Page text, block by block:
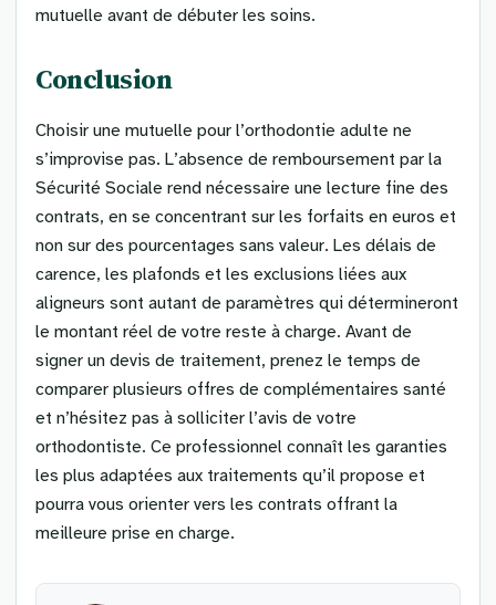
mutuelle avant de débuter les soins.
Conclusion
Choisir une mutuelle pour l’orthodontie adulte ne
s’improvise pas. L’absence de remboursement par la
Sécurité Sociale rend nécessaire une lecture fine des
contrats, en se concentrant sur les forfaits en euros et
non sur des pourcentages sans valeur. Les délais de
carence, les plafonds et les exclusions liées aux
aligneurs sont autant de paramètres qui détermineront
le montant réel de votre reste à charge. Avant de
signer un devis de traitement, prenez le temps de
comparer plusieurs offres de complémentaires santé
et n’hésitez pas à solliciter l’avis de votre
orthodontiste. Ce professionnel connaît les garanties
les plus adaptées aux traitements qu’il propose et
pourra vous orienter vers les contrats offrant la
meilleure prise en charge.